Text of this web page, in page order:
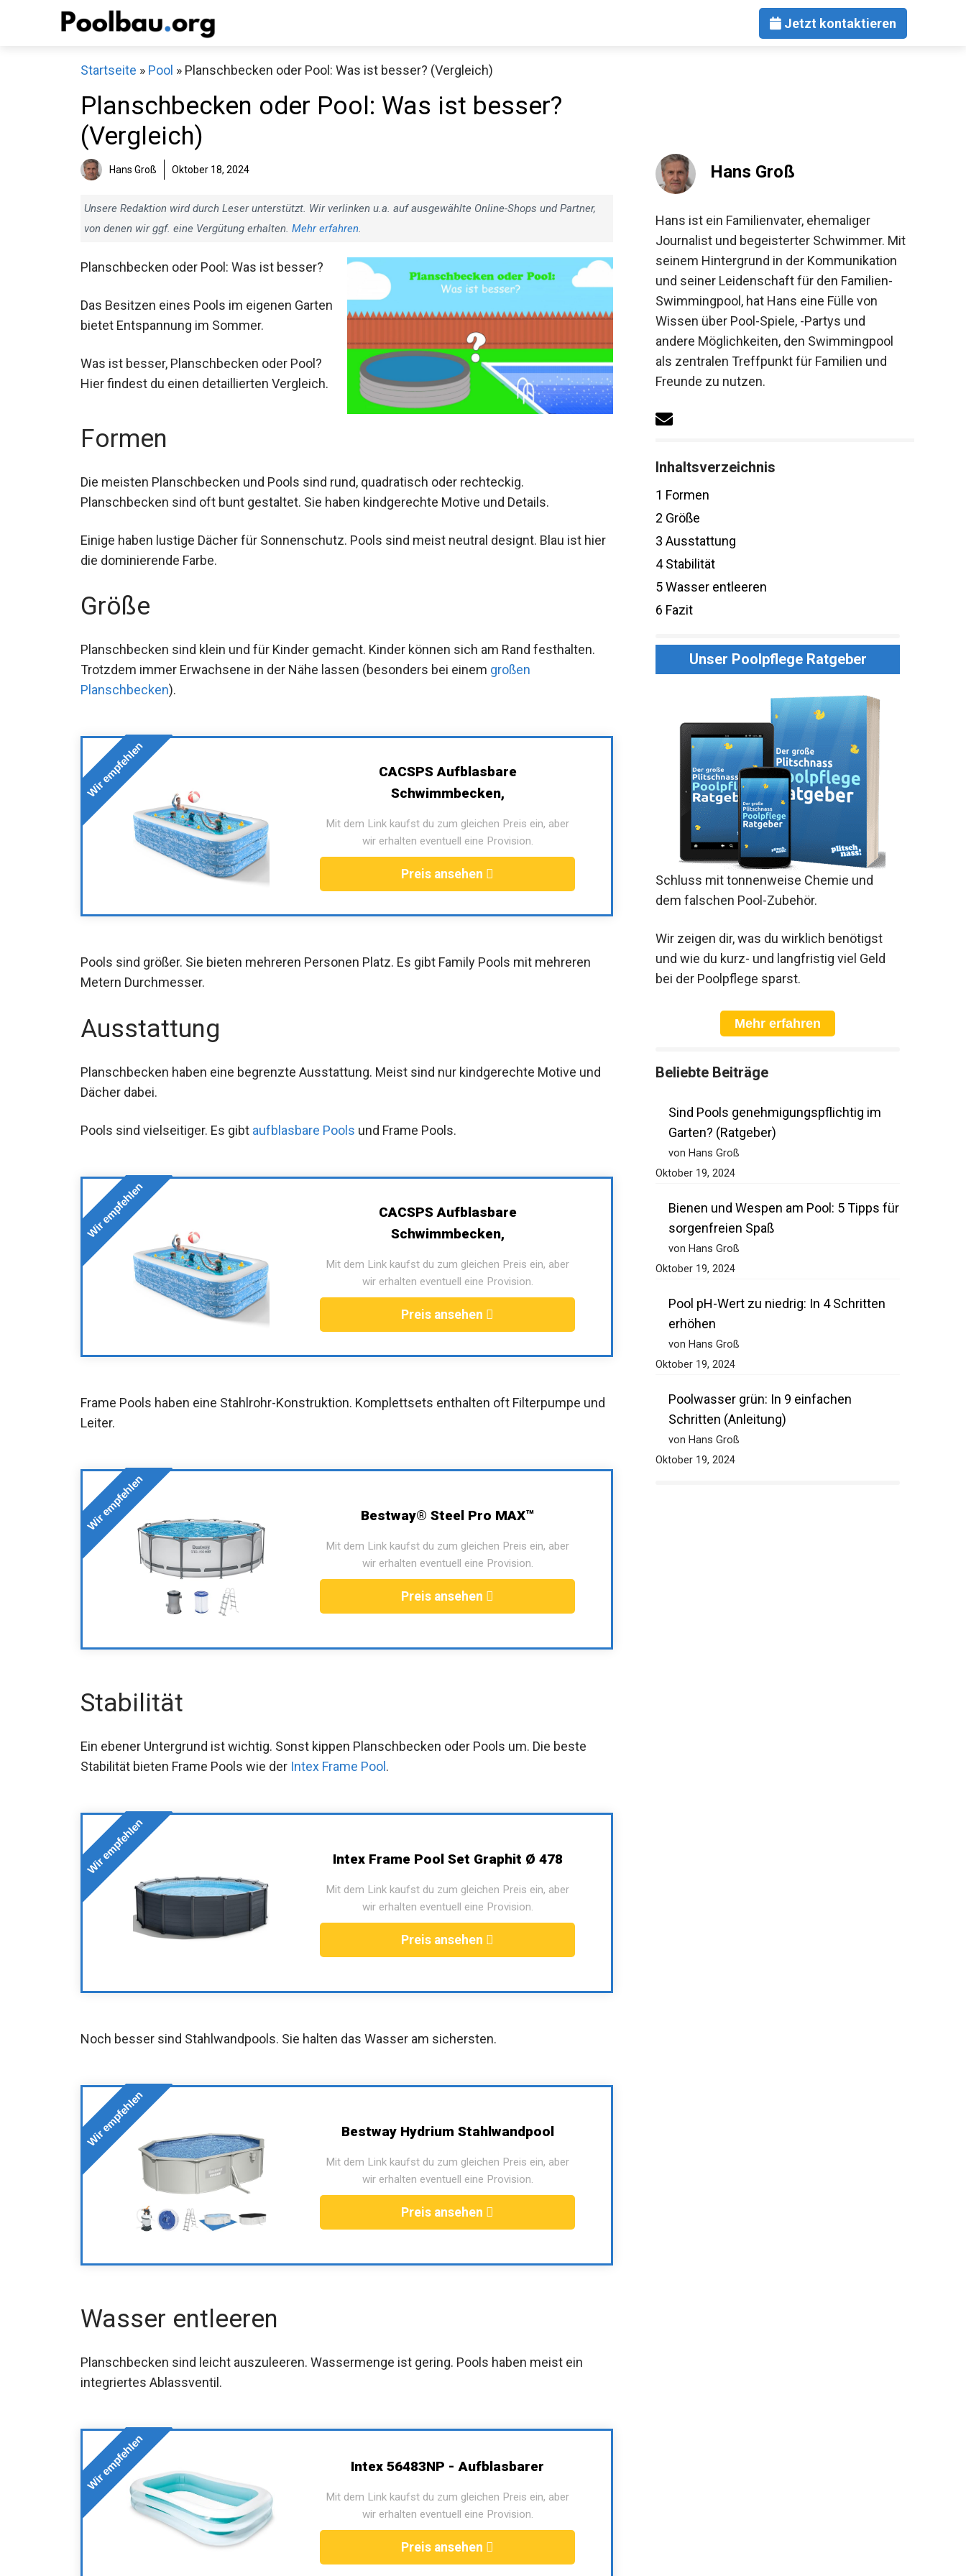
Jetzt kontaktieren
Startseite » Pool » Planschbecken oder Pool: Was ist besser? (Vergleich)
Planschbecken oder Pool: Was ist besser?
(Vergleich)
Hans Groß Oktober 18, 2024
Unsere Redaktion wird durch Leser unterstützt. Wir verlinken u.a. auf ausgewählte Online-Shops und Partner,
von denen wir ggf. eine Vergütung erhalten. Mehr erfahren.
Planschbecken oder Pool: Was ist besser?
Das Besitzen eines Pools im eigenen Garten
bietet Entspannung im Sommer.
Was ist besser, Planschbecken oder Pool?
Hier findest du einen detaillierten Vergleich.
Formen
Die meisten Planschbecken und Pools sind rund, quadratisch oder rechteckig.
Planschbecken sind oft bunt gestaltet. Sie haben kindgerechte Motive und Details.
Einige haben lustige Dächer für Sonnenschutz. Pools sind meist neutral designt. Blau ist hier
die dominierende Farbe.
Größe
Planschbecken sind klein und für Kinder gemacht. Kinder können sich am Rand festhalten.
Trotzdem immer Erwachsene in der Nähe lassen (besonders bei einem großen
Planschbecken).
Wir empfehlen
CACSPS Aufblasbare
Schwimmbecken,
Mit dem Link kaufst du zum gleichen Preis ein, aber
wir erhalten eventuell eine Provision.
Preis ansehen
Pools sind größer. Sie bieten mehreren Personen Platz. Es gibt Family Pools mit mehreren
Metern Durchmesser.
Ausstattung
Planschbecken haben eine begrenzte Ausstattung. Meist sind nur kindgerechte Motive und
Dächer dabei.
Pools sind vielseitiger. Es gibt aufblasbare Pools und Frame Pools.
Wir empfehlen
CACSPS Aufblasbare
Schwimmbecken,
Mit dem Link kaufst du zum gleichen Preis ein, aber
wir erhalten eventuell eine Provision.
Preis ansehen
Frame Pools haben eine Stahlrohr-Konstruktion. Komplettsets enthalten oft Filterpumpe und
Leiter.
Wir empfehlen Bestway® Steel Pro MAX™
Mit dem Link kaufst du zum gleichen Preis ein, aber
wir erhalten eventuell eine Provision.
Preis ansehen
Stabilität
Ein ebener Untergrund ist wichtig. Sonst kippen Planschbecken oder Pools um. Die beste
Stabilität bieten Frame Pools wie der Intex Frame Pool.
Wir empfehlen Intex Frame Pool Set Graphit Ø 478
Mit dem Link kaufst du zum gleichen Preis ein, aber
wir erhalten eventuell eine Provision.
Preis ansehen
Noch besser sind Stahlwandpools. Sie halten das Wasser am sichersten.
Wir empfehlen Bestway Hydrium Stahlwandpool
Mit dem Link kaufst du zum gleichen Preis ein, aber
wir erhalten eventuell eine Provision.
Preis ansehen
Wasser entleeren
Planschbecken sind leicht auszuleeren. Wassermenge ist gering. Pools haben meist ein
integriertes Ablassventil.
Wir empfehlen Intex 56483NP - Aufblasbarer
Mit dem Link kaufst du zum gleichen Preis ein, aber
wir erhalten eventuell eine Provision.
Preis ansehen
Hans Groß
Hans ist ein Familienvater, ehemaliger
Journalist und begeisterter Schwimmer. Mit
seinem Hintergrund in der Kommunikation
und seiner Leidenschaft für den Familien-
Swimmingpool, hat Hans eine Fülle von
Wissen über Pool-Spiele, -Partys und
andere Möglichkeiten, den Swimmingpool
als zentralen Treffpunkt für Familien und
Freunde zu nutzen.
Inhaltsverzeichnis
1 Formen
2 Größe
3 Ausstattung
4Stabilität
5Wasser entleeren
6 Fazit
Unser Poolpflege Ratgeber
Schluss mit tonnenweise Chemie und
dem falschen Pool-Zubehör.
Wir zeigen dir, was du wirklich benötigst
und wie du kurz- und langfristig viel Geld
bei der Poolpflege sparst.
Mehr erfahren
Beliebte Beiträge
Sind Pools genehmigungspflichtig im
Garten? (Ratgeber)
von Hans Groß
Oktober 19, 2024
Bienen und Wespen am Pool: 5 Tipps für
sorgenfreien Spaß
von Hans Groß
Oktober 19, 2024
Pool pH-Wert zu niedrig: In 4 Schritten
erhöhen
von Hans Groß
Oktober 19, 2024
Poolwasser grün: In 9 einfachen
Schritten (Anleitung)
von Hans Groß
Oktober 19, 2024